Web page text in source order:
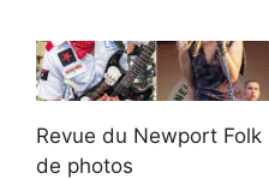
Revue du Newport
de photos